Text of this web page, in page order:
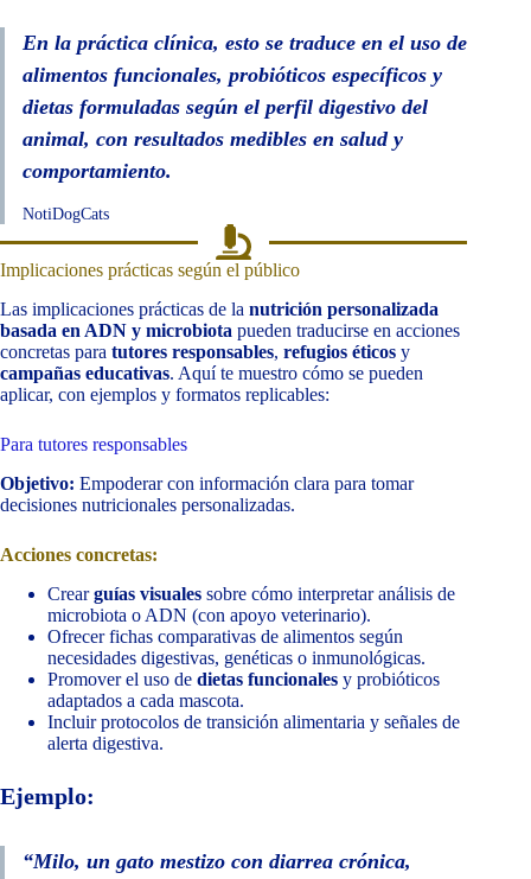
En la práctica clínica, esto se traduce en el uso de
alimentos funcionales, probióticos específicos y
dietas formuladas según el perfil digestivo del
animal, con resultados medibles en salud y
comportamiento.
NotiDogCats
Implicaciones prácticas según el público
Las implicaciones prácticas de la nutrición personalizada
basada en ADN y microbiota pueden traducirse en acciones
concretas para tutores responsables, refugios éticos y
campañas educativas. Aquí te muestro cómo se pueden
aplicar, con ejemplos y formatos replicables:
Para tutores responsables
Objetivo: Empoderar con información clara para tomar
decisiones nutricionales personalizadas.
Acciones concretas:
Crearguías visuales sobre cómo interpretar análisis de
microbiota o ADN (con apoyo veterinario).
Ofrecer fichas comparativas de alimentos según
necesidades digestivas, genéticas o inmunológicas.
Promover el uso de dietas funcionales y probióticos
adaptados a cada mascota.
Incluir protocolos de transición alimentaria y señales de
alerta digestiva.
Ejemplo:
“Milo, un gato mestizo con diarrea crónica,